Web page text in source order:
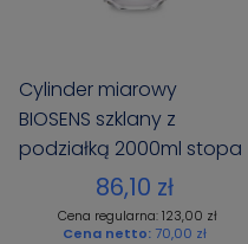
Cylinder miarowy
BIOSENS szklany z
podziałką 2000ml stopa
szklana sześciokątna
86,10 zł
Cena regularna: 123,00 zł
Cena netto: 70,00 zł